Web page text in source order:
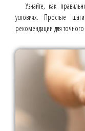
Узнайте, как
условиях. Простые
рекомендации для точного